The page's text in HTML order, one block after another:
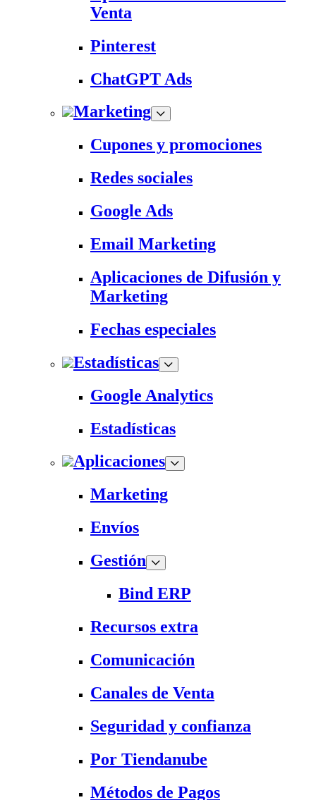
Venta
Pinterest
ChatGPT Ads
Marketing
Cupones y promociones
Redes sociales
Google Ads
Email Marketing
Aplicaciones de Difusión y
Marketing
Fechas especiales
Estadísticas
Google Analytics
Estadísticas
Aplicaciones
Marketing
Envíos
Gestión
Bind ERP
Recursos extra
Comunicación
Canales de Venta
Seguridad y confianza
Por Tiendanube
Métodos de Pagos